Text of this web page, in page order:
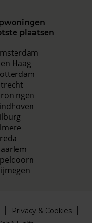
plaatsen
Haag
Privacy & Cookies